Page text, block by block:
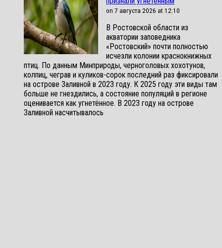
on 7 августа 2026 at 12:10
В Ростовской области из
акватории заповедника
«Ростовский» почти полностью
исчезли колонии краснокнижных
птиц. По данным Минприроды, черноголовых хохотунов,
колпиц, чеграв и куликов-сорок последний раз фиксировали
на острове Заливной в 2023 году. К 2025 году эти виды там
больше не гнездились, а состояние популяций в регионе
оценивается как угнетённое. В 2023 году на острове
Заливной насчитывалось